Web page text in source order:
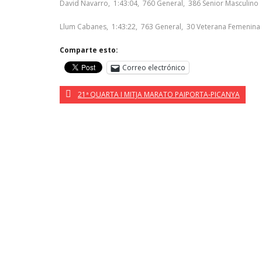
David Navarro, 1:43:04, 760 General, 386 Senior Masculino
Llum Cabanes, 1:43:22, 763 General, 30 Veterana Femenina
Comparte esto:
Correo electrónico
21ª QUARTA I MITJA MARATO PAIPORTA-PICANYA